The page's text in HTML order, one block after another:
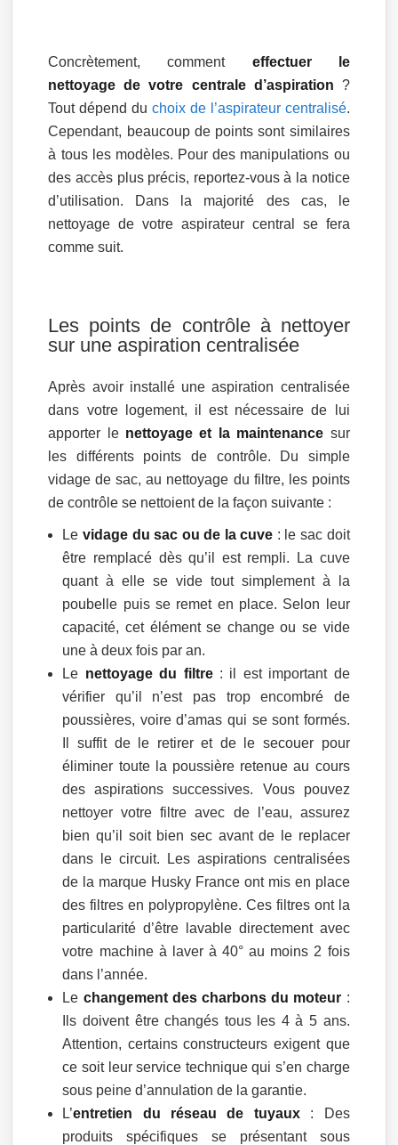
Concrètement, comment effectuer le
nettoyage de votre centrale d’aspiration ?
Tout dépend du choix de l’aspirateur centralisé.
Cependant, beaucoup de points sont similaires
à tous les modèles. Pour des manipulations ou
des accès plus précis, reportez-vous à la notice
d’utilisation. Dans la majorité des cas, le
nettoyage de votre aspirateur central se fera
comme suit.
Les points de contrôle à nettoyer
sur une aspiration centralisée
Après avoir installé une aspiration centralisée
dans votre logement, il est nécessaire de lui
apporter le nettoyage et la maintenance sur
les différents points de contrôle. Du simple
vidage de sac, au nettoyage du filtre, les points
de contrôle se nettoient de la façon suivante :
Le vidage du sac ou de la cuve : le sac doit
être remplacé dès qu’il est rempli. La cuve
quant à elle se vide tout simplement à la
poubelle puis se remet en place. Selon leur
capacité, cet élément se change ou se vide
une à deux fois par an.
Le nettoyage du filtre: il est important de
vérifier qu’il n’est pas trop encombré de
poussières, voire d’amas qui se sont formés.
Il suffit de le retirer et de le secouer pour
éliminer toute la poussière retenue au cours
des aspirations successives. Vous pouvez
nettoyer votre filtre avec de l’eau, assurez
bien qu’il soit bien sec avant de le replacer
dans le circuit. Les aspirations centralisées
de la marque Husky France ont mis en place
des filtres en polypropylène. Ces filtres ont la
particularité d’être lavable directement avec
votre machine à laver à 40° au moins 2 fois
dans l’année.
Le changement des charbons du moteur :
Ils doivent être changés tous les 4 à 5 ans.
Attention, certains constructeurs exigent que
ce soit leur service technique qui s’en charge
sous peine d’annulation de la garantie.
L’entretien du réseau de tuyaux: Des
produits spécifiques se présentant sous